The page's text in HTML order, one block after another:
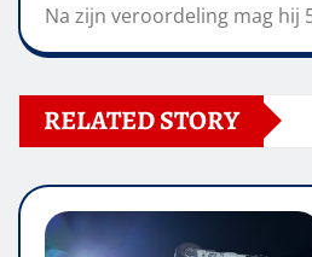
Na zijn veroordeling mag hij
RELATED STORY